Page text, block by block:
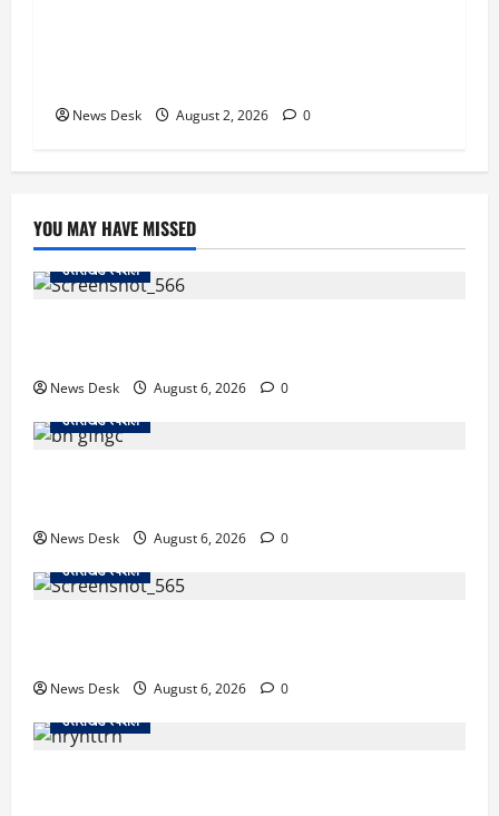
News Desk August 2, 2026 0
YOU MAY HAVE MISSED
उत्तराखंड स्पेशल
News Desk August 6, 2026
0
उत्तराखंड स्पेशल
News Desk August 6, 2026
0
उत्तराखंड स्पेशल
News Desk August 6, 2026
0
उत्तराखंड स्पेशल